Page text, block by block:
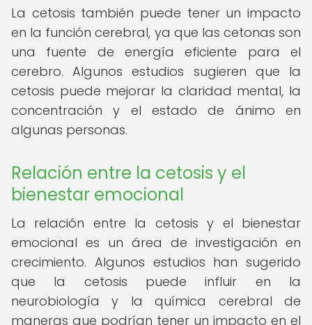
La cetosis también puede tener un impacto
en la función cerebral, ya que las cetonas son
una fuente de energía eficiente para el
cerebro. Algunos estudios sugieren que la
cetosis puede mejorar la claridad mental, la
concentración y el estado de ánimo en
algunas personas.
Relación entre la cetosis y el
bienestar emocional
La relación entre la cetosis y el bienestar
emocional es un área de investigación en
crecimiento. Algunos estudios han sugerido
que la cetosis puede influir en la
neurobiología y la química cerebral de
maneras que podrían tener un impacto en el